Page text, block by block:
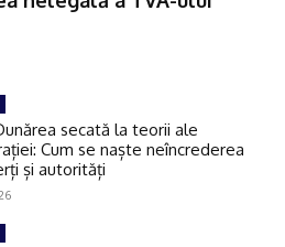
secată la teorii ale
Cum se naște neîncrederea
și autorități